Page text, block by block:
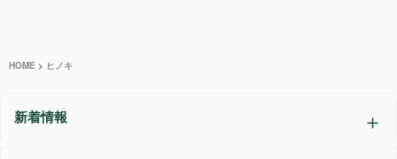
HOME > ヒノキ
新着情報